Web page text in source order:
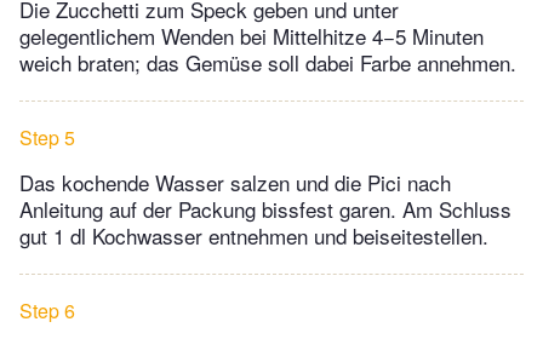
Die Zucchetti zum Speck geben und unter
gelegentlichem Wenden bei Mittelhitze 4−5 Minuten
weich braten; das Gemüse soll dabei Farbe annehmen.
Step 5
Das kochende Wasser salzen und die Pici nach
Anleitung auf der Packung bissfest garen. Am Schluss
gut 1 dl Kochwasser entnehmen und beiseitestellen.
Step 6